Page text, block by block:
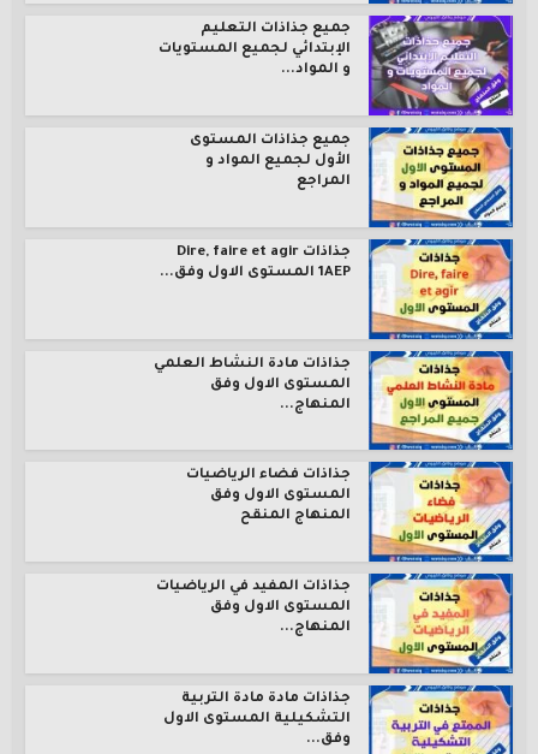
جميع جذاذات التعليم
الإبتدائي لجميع المستويات
و المواد...
جميع جذاذات المستوى
الأول لجميع المواد و
المراجع
جذاذات Dire, faire et agir
1AEP المستوى الاول وفق...
جذاذات مادة النشاط العلمي
المستوى الاول وفق
المنهاج...
جذاذات فضاء الرياضيات
المستوى الاول وفق
المنهاج المنقح
جذاذات المفيد في الرياضيات
المستوى الاول وفق
المنهاج...
جذاذات مادة مادة التربية
التشكيلية المستوى الاول
وفق...